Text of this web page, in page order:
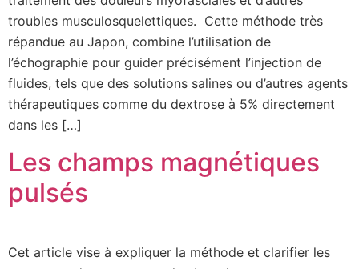
troubles musculosquelettiques. Cette méthode très
répandue au Japon, combine l’utilisation de
l’échographie pour guider précisément l’injection de
fluides, tels que des solutions salines ou d’autres agents
thérapeutiques comme du dextrose à 5% directement
dans les […]
Les champs magnétiques
pulsés
Cet article vise à expliquer la méthode et clarifier les